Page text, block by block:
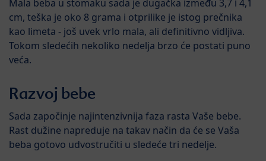
Mala beba u stomaku sada je dugačka između 3,7 i 4,1
cm, teška je oko 8 grama i otprilike je istog prečnika
kao limeta - još uvek vrlo mala, ali definitivno vidljiva.
Tokom sledećih nekoliko nedelja brzo će postati puno
veća.
Razvoj bebe
Sada započinje najintenzivnija faza rasta Vaše bebe.
Rast dužine napreduje na takav način da će se Vaša
beba gotovo udvostručiti u sledeće tri nedelje.